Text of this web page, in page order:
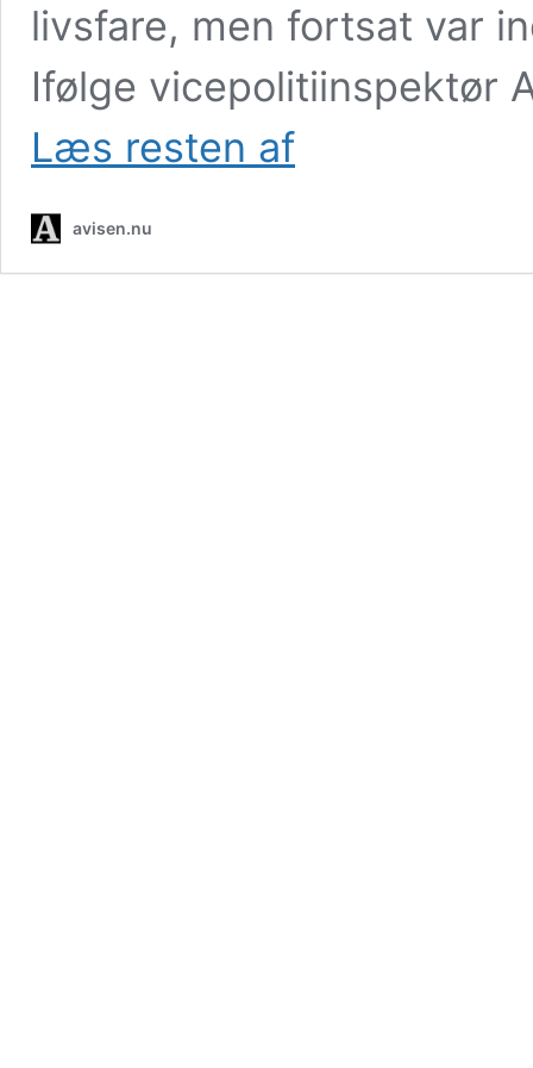
livsfare, men fortsat var
Ifølge vicepolitiinspektør
Læs resten af21-
svømmehalsulykke
avisen.nu